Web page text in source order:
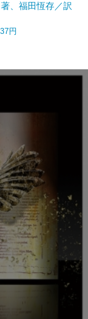
、福田恆存／訳
円